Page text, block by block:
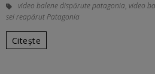
video balene dispărute patagonia, video
sei reapărut Patagonia
Citește